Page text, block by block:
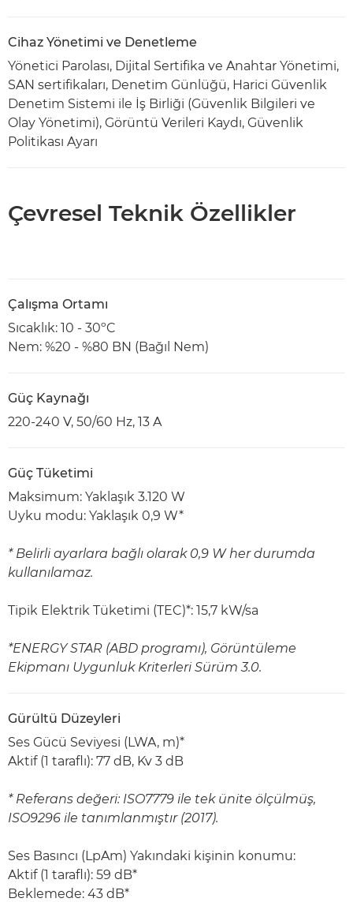
Cihaz Yönetimi ve Denetleme
Yönetici Parolası, Dijital Sertifika ve Anahtar Yönetimi,
SAN sertifikaları, Denetim Günlüğü, Harici Güvenlik
Denetim Sistemi ile İş Birliği (Güvenlik Bilgileri ve
Olay Yönetimi), Görüntü Verileri Kaydı, Güvenlik
Politikası Ayarı
Çevresel Teknik Özellikler
Çalışma Ortamı
Sıcaklık: 10 - 30ºC
Nem: %20 - %80 BN (Bağıl Nem)
Güç Kaynağı
220-240 V, 50/60 Hz, 13 A
Güç Tüketimi
Maksimum: Yaklaşık 3.120 W
Uyku modu: Yaklaşık 0,9 W*
* Belirli ayarlara bağlı olarak 0,9 W her durumda
kullanılamaz.
Tipik Elektrik Tüketimi (TEC)*: 15,7 kW/sa
*ENERGY STAR (ABD programı), Görüntüleme
Ekipmanı Uygunluk Kriterleri Sürüm 3.0.
Gürültü Düzeyleri
Ses Gücü Seviyesi (LWA, m)*
Aktif (1 taraflı): 77 dB, Kv 3 dB
* Referans değeri: ISO7779 ile tek ünite ölçülmüş,
ISO9296 ile tanımlanmıştır (2017).
Ses Basıncı (LpAm) Yakındaki kişinin konumu:
Aktif (1 taraflı): 59 dB*
Beklemede: 43 dB*